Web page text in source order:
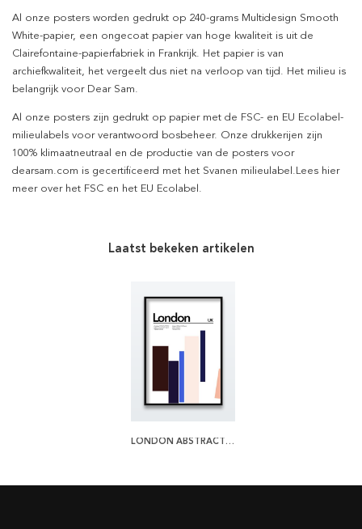
Al onze posters worden gedrukt op 240-grams Multidesign Smooth
White-papier, een ongecoat papier van hoge kwaliteit is uit de
Clairefontaine-papierfabriek in Frankrijk. Het papier is van
archiefkwaliteit, het vergeelt dus niet na verloop van tijd. Het milieu is
belangrijk voor Dear Sam.
Al onze posters zijn gedrukt op papier met de FSC- en EU Ecolabel-
milieulabels voor verantwoord bosbeheer. Onze drukkerijen zijn
100% klimaatneutraal en de productie van de posters voor
dearsam.com is gecertificeerd met het Svanen milieulabel.Lees hier
meer over het FSC en het EU Ecolabel.
Laatst bekeken artikelen
LONDON ABSTRACT POSTER